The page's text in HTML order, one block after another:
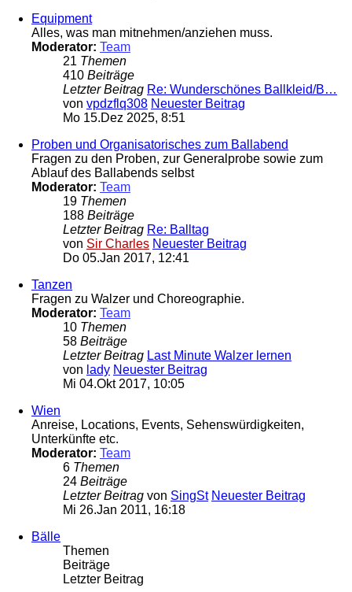
Equipment
Alles, was man mitnehmen/anziehen muss.
Moderator: Team
21 Themen
410 Beiträge
Letzter Beitrag Re: Wunderschönes Ballkleid/B…
von vpdzflq308 Neuester Beitrag
Mo 15.Dez 2025, 8:51
Proben und Organisatorisches zum Ballabend
Fragen zu den Proben, zur Generalprobe sowie zum
Ablauf des Ballabends selbst
Moderator: Team
19 Themen
188 Beiträge
Letzter Beitrag Re: Balltag
von Sir Charles Neuester Beitrag
Do 05.Jan 2017, 12:41
Tanzen
Fragen zu Walzer und Choreographie.
Moderator: Team
10 Themen
58 Beiträge
Letzter Beitrag Last Minute Walzer lernen
von lady Neuester Beitrag
Mi 04.Okt 2017, 10:05
Wien
Anreise, Locations, Events, Sehenswürdigkeiten,
Unterkünfte etc.
Moderator: Team
6 Themen
24 Beiträge
Letzter Beitrag von SingSt Neuester Beitrag
Mi 26.Jan 2011, 16:18
Bälle
Themen
Beiträge
Letzter Beitrag